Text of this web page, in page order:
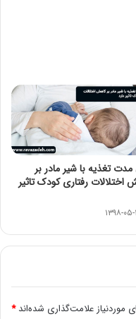
تغذیه با شیر مادر بر
اختلالات رفتاری کودک تاثیر
۰۵-۱۵
علامت‌گذاری شده‌اند*